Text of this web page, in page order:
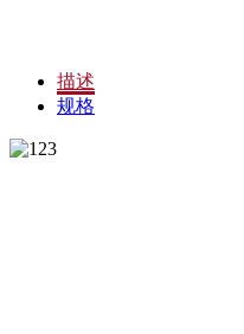
描述
规格